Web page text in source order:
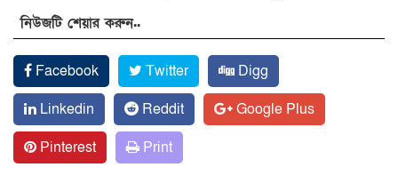
নিউজটি শেয়ার করুন..
Facebook Twitter
Digg
Linkedin
Reddit
Google Plus
Pinterest
Print